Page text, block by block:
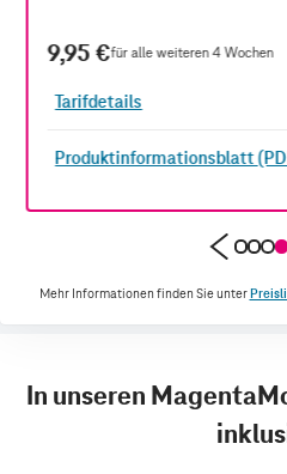
9,95 €für alle weiteren 4 Wochen
Tarifdetails
Produktinformationsblatt
Mehr Informationen finden Sie unter